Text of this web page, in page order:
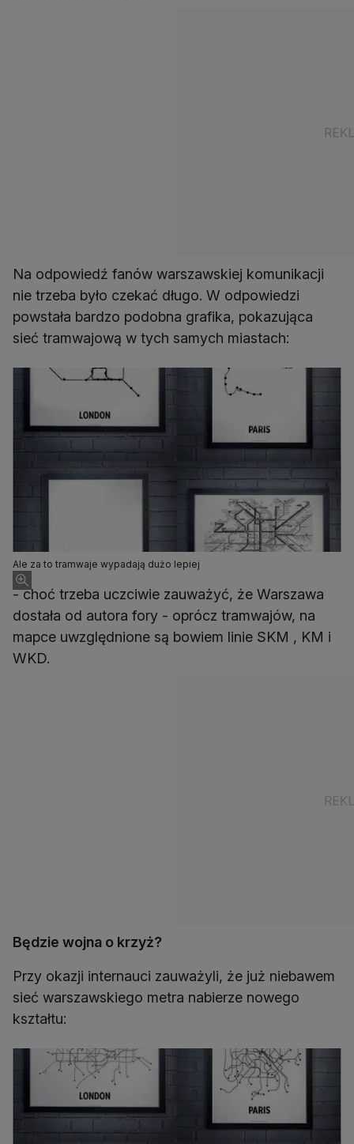
Na odpowiedź fanów warszawskiej komunikacji
nie trzeba było czekać długo. W odpowiedzi
powstała bardzo podobna grafika, pokazująca
sieć tramwajową w tych samych miastach:
Ale za to tramwaje wypadają dużo lepiej
- choć trzeba uczciwie zauważyć, że Warszawa
dostała od autora fory - oprócz tramwajów, na
mapce uwzględnione są bowiem linie SKM , KM i
WKD.
Będzie wojna o krzyż?
Przy okazji internauci zauważyli, że już niebawem
sieć warszawskiego metra nabierze nowego
kształtu: